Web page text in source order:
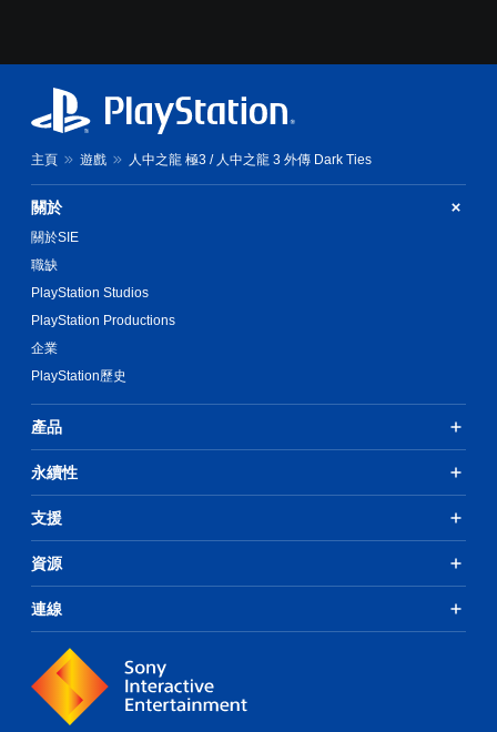
主頁 遊戲 人中之龍 極3 / 人中之龍 3 外傳 Dark Ties
關於
關於SIE
職缺
PlayStation Studios
PlayStation Productions
企業
PlayStation歷史
產品
永續性
支援
資源
連線